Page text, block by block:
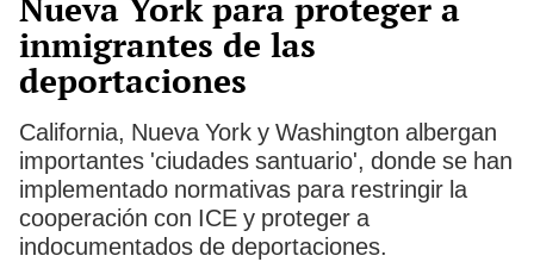
Nueva York para proteger a
inmigrantes de las
deportaciones
California, Nueva York y Washington albergan
importantes 'ciudades santuario', donde se han
implementado normativas para restringir la
cooperación con ICE y proteger a
indocumentados de deportaciones.